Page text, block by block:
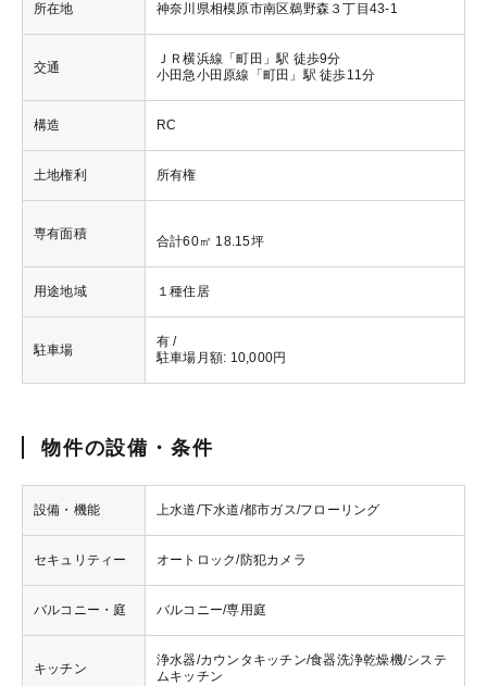
所在地 神奈川県相模原市南区鵜野森３丁目43-1
交通
ＪＲ横浜線「町田」駅 徒歩9分
小田急小田原線「町田」駅 徒歩11分
構造 RC
土地権利 所有権
専有面積
合計60㎡ 18.15坪
用途地域 １種住居
駐車場
有 /
駐車場月額: 10,000円
物件の設備・条件
設備・機能 上水道/下水道/都市ガス/フローリング
セキュリティー オートロック/防犯カメラ
バルコニー・庭 バルコニー/専用庭
キッチン
浄水器/カウンタキッチン/食器洗浄乾燥機/システ
ムキッチン